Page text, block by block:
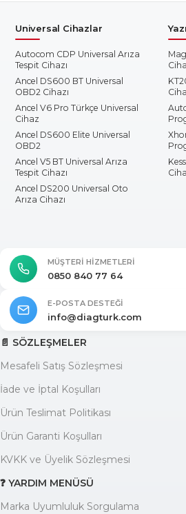
Universal Cihazlar
Autocom CDP Universal Arıza
Tespit Cihazı
Ancel DS600 BT Universal
OBD2 Cihazı
Ancel V6 Pro Türkçe Universal
Cihaz
Ancel DS600 Elite Universal
OBD2
Ancel V5 BT Universal Arıza
Tespit Cihazı
Ancel DS200 Universal Oto
Arıza Cihazı
MÜŞTERI HIZMETLERI
0850 840 77 64
E-POSTA DESTEĞI
info@diagturk.com
📄 SÖZLEŞMELER
Mesafeli Satış Sözleşmesi
İade ve İptal Koşulları
Ürün Teslimat Politikası
Ürün Garanti Koşulları
KVKK ve Üyelik Sözleşmesi
❓ YARDIM MENÜSÜ
Marka Uyumluluk Sorgulama